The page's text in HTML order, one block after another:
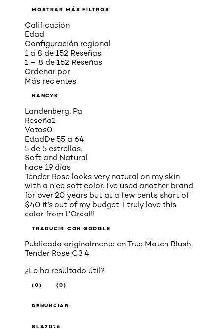
MOSTRAR MÁS FILTROS
Calificación
Edad
Configuración regional
1 a 8 de 152 Reseñas.
1 – 8 de 152 Reseñas
Ordenar por
Más recientes
NANCYB
Landenberg, Pa
Reseña1
Votos0
EdadDe 55 a 64
5 de 5 estrellas.
Soft and Natural
hace 19 días
Tender Rose looks very natural on my skin
with a nice soft color. I’ve used another brand
for over 20 years but at a few cents short of
$40 it’s out of my budget. I truly love this
color from L’Oréal!!
TRADUCIR CON GOOGLE
Publicada originalmente enTrue Match Blush
Tender Rose C3 4
¿Le ha resultado útil?
(0) (0)
DENUNCIAR
SLA2026